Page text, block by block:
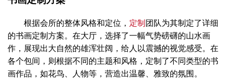
根据会所的整体风格和定位， 定制团队为其制定了详细
的书画定制方案。在大厅，选择了一幅气势磅礴的山水画
作，展现出大自然的雄浑壮阔，给人以震撼的视觉感受。在
各个包间，则根据不同的主题和风格，定制了不同类型的书
画作品，如花鸟、人物等，营造出温馨、雅致的氛围。